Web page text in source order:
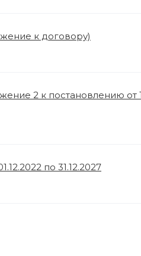
к договору)
2 к постановлению от
по 31.12.2027